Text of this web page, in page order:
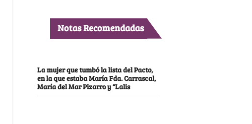
Notas Recomendadas
La mujer que tumbó la lista del Pacto,
en la que estaba María Fda. Carrascal,
María del Mar Pizarro y “Lalis